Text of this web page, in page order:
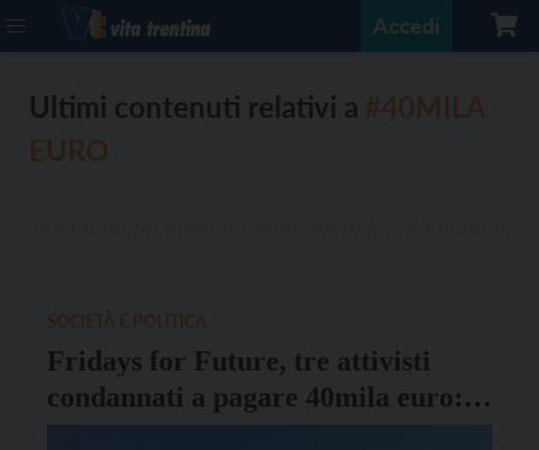
Accedi
Ultimi contenuti relativi a
Fridays for Future, tre attivisti
condannati a pagare 40mila euro: